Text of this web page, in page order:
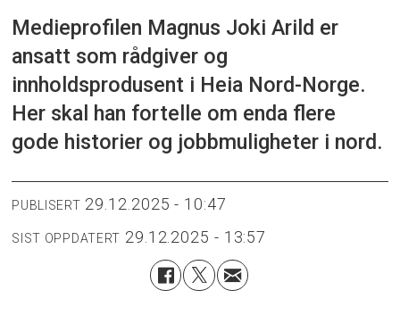
Medieprofilen Magnus Joki Arild er
ansatt som rådgiver og
innholdsprodusent i Heia Nord-Norge.
Her skal han fortelle om enda flere
gode historier og jobbmuligheter i nord.
PUBLISERT 29.12.2025 - 10:47
SIST OPPDATERT 29.12.2025 - 13:57